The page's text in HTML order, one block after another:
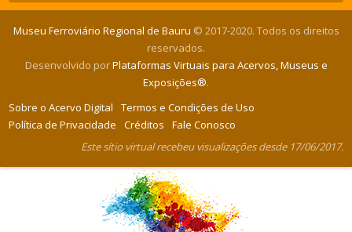
Museu Ferroviário Regional de Bauru © 2017-2020. Todos os direitos
reservados.
Desenvolvido porPlataformas Virtuais para Acervos, Museus e
Exposições®.
Sobre o Acervo Digital
Termos e Condições de Uso
Política de Privacidade
Créditos
Fale Conosco
Este sítio virtual recebeu visualizações desde 17/06/2017.